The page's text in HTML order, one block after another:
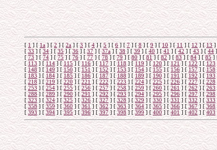
[1 ] [1а ] [2] [2а ] [3 ] [4] [5 ] [6] [7] [8] [ 9] [ 10] [11 ] [12 ] [13]
[ 33] [34] [35] [36 ] [ 37] [37а] [38] [39] [40 ] [ 41 ] [42 ] [43 ] [ 44]
[73] [74 ] [ 75] [76] [ 77 ] [ 78] [ 79 ] [ 80 ] [81] [ 82 ] [ 83] [84] [85]
[113 ] [ 114] [ 115 ] [116] [ 117 ] [118 ] [ 119] [ 120 ] [121] [ 122 ] [123
[148 ] [149] [150] [ 151] [ 152] [153] [ 154] [ 155] [156] [157] [158
[ 183] [184 ] [185] [ 186] [ 187 ] [188] [189] [190 ] [ 191 ] [192] [ 193
[ 218 ] [ 219 ] [ 220 ] [ 221] [222] [223 ] [224 ] [225] [ 226] [ 227 ] [228
[ 253 ] [ 254] [255 ] [256 ] [257] [ 258 ] [259 ] [ 260 ] [261 ] [ 262 ] [ 263
[288] [289 ] [ 290] [291] [ 292] [293 ] [ 294] [295 ] [ 296] [297 ] [298
[323 ] [ 324] [ 325 ] [326] [ 327 ] [328 ] [ 329] [ 330 ] [331] [332 ] [333
[ 358] [359] [360] [361] [ 362] [ 363 ] [364] [365] [366] [367] [368
[ 393] [ 394] [395] [396] [ 397 ] [398] [399] [400 ] [ 401 ] [402 ] [403